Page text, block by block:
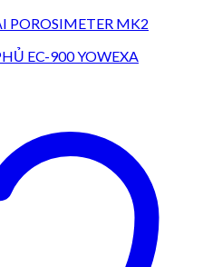
POROSIMETER MK2